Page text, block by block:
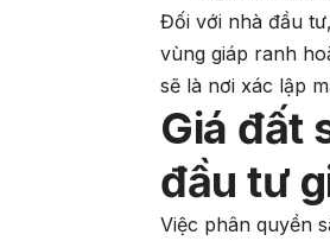
Đối với nhà đầu
vùng giáp ranh
sẽ là nơi xác lập
Giá đất
đầu tư
Việc phân quyền